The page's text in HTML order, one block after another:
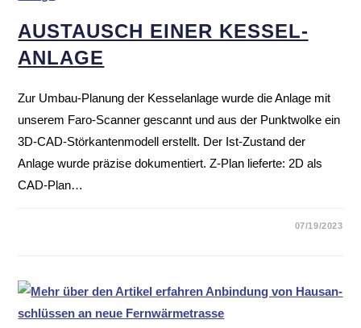
AUSTAUSCH EINER KESSEL­
ANLAGE
Zur Umbau-Planung der Kesselanlage wurde die Anlage mit
unserem Faro-Scanner gescannt und aus der Punktwolke ein
3D-CAD-Störkantenmodell erstellt. Der Ist-Zustand der
Anlage wurde präzise dokumentiert. Z-Plan lieferte: 2D als
CAD-Plan…
07/19/2023